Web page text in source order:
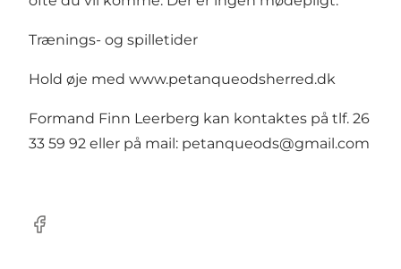
Trænings- og spilletider
Hold øje med www.petanqueodsherred.dk
Formand Finn Leerberg kan kontaktes på tlf. 26
33 59 92 eller på mail: petanqueods@gmail.com
Facebook